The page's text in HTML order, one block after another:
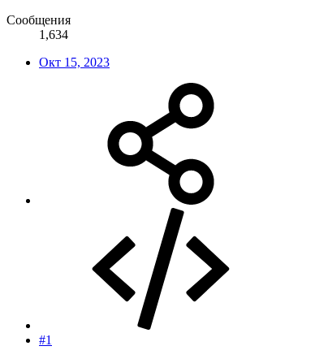
Сообщения
1,634
Окт 15, 2023
#1